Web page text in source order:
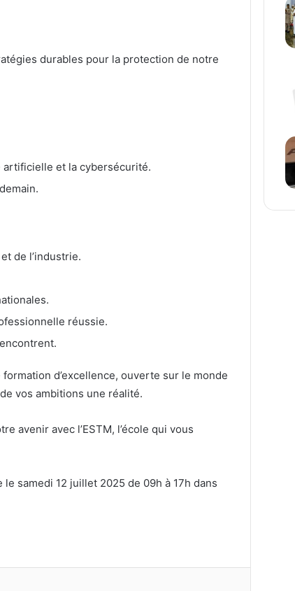
durables pour la protection de notre
artificielle et la cybersécurité.
de l’industrie.
réussie.
d’excellence, ouverte sur le monde
vos ambitions une réalité.
avenir avec l’ESTM, l’école qui vous
samedi 12 juillet 2025 de 09h à 17h dans